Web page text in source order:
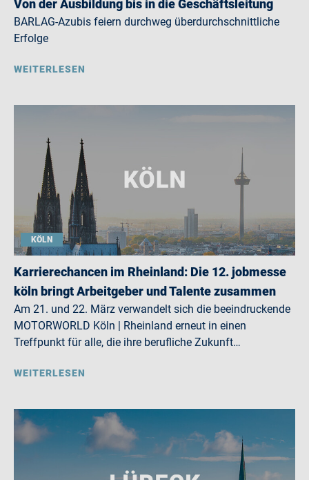
Von der Ausbildung bis in die Geschäftsleitung
BARLAG-Azubis feiern durchweg überdurchschnittliche
Erfolge
WEITERLESEN
KÖLN
Karrierechancen im Rheinland: Die 12. jobmesse
köln bringt Arbeitgeber und Talente zusammen
Am 21. und 22. März verwandelt sich die beeindruckende
MOTORWORLD Köln | Rheinland erneut in einen
Treffpunkt für alle, die ihre berufliche Zukunft…
WEITERLESEN